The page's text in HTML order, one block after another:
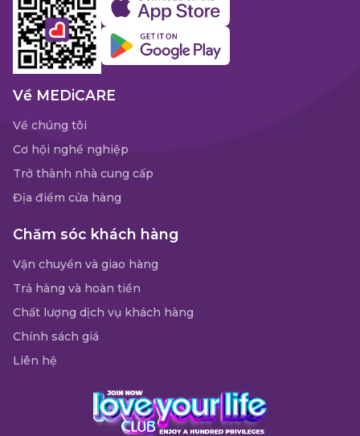
Về MEDiCARE
Về chúng tôi
Cơ hội nghề nghiệp
Trở thành nhà cung cấp
Địa điểm cửa hàng
Chăm sóc khách hàng
Vận chuyển và giao hàng
Trả hàng và hoàn tiền
Chất lượng dịch vụ khách hàng
Chính sách giá
Liên hệ